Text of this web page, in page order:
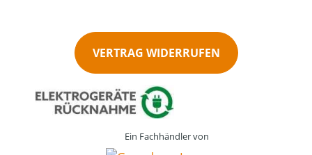
VERTRAG WIDERRUFEN
Ein Fachhändler von